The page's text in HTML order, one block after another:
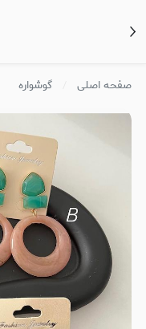
صفحه اصلی گوشواره